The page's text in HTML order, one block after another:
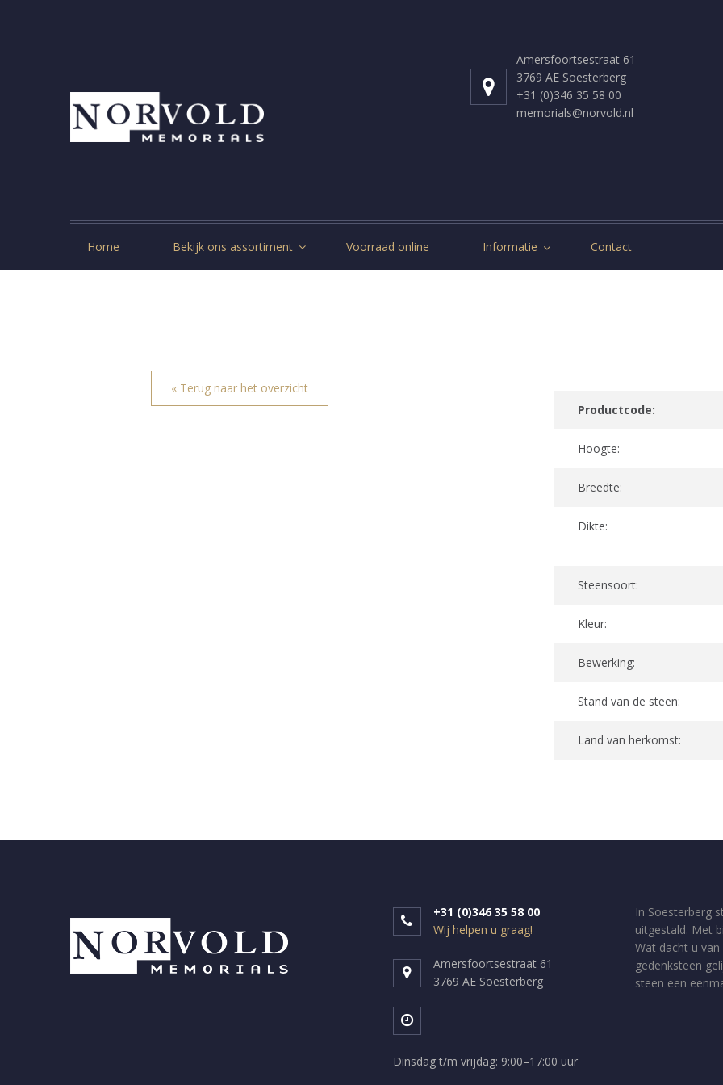
Amersfoortsestraat 61
3769 AE Soesterberg
+31 (0)346 35 58 00
memorials@norvold.nl
Home Bekijk ons assortiment Voorraad online Informatie Contact
« Terug naar het overzicht
Productcode:
Hoogte:
Breedte:
Dikte:
Steensoort:
Kleur:
Bewerking:
Stand van de steen:
Land van herkomst:
+31 (0)346 35 58 00
Wij helpen u graag!
Amersfoortsestraat 61
3769 AE Soesterberg
Dinsdag t/m vrijdag: 9:00–17:00 uur
In Soesterberg
uitgestald. Met
Wat dacht u
gedenksteen
steen een